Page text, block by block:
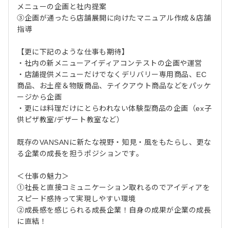
メニューの企画と社内提案
③企画が通ったら店舗展開に向けたマニュアル作成＆店舗
指導
【更に下記のような仕事も期待】
・社内の新メニューアイディアコンテストの企画や運営
・店舗提供メニューだけでなくデリバリー専用商品、EC
商品、お土産＆物販商品、テイクアウト商品などをパッケ
ージから企画
・更には料理だけにとらわれない体験型商品の企画（ex子
供ピザ教室/デザート教室など）
既存のVANSANに新たな視野・知見・風をもたらし、更な
る企業の成長を担うポジションです。
＜仕事の魅力＞
①社長と直接コミュニケーション取れるのでアイディアを
スピード感持って実現しやすい環境
②成長感を感じられる成長企業！自身の成果が企業の成長
に直結！